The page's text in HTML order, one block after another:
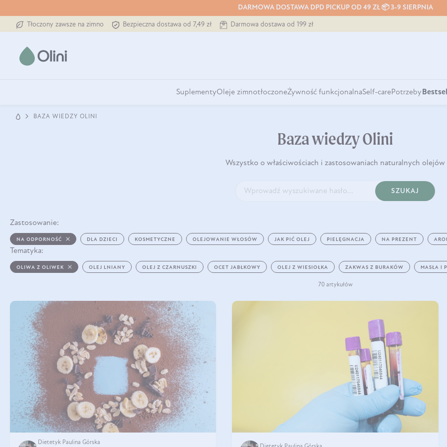
DARMOWA DOSTAWA DPD PICKUP OD 49 ZŁ 📦 3-9 SIERPNIA
Tłoczony zawsze na zimno Bezpieczna dostawa od 7,49 zł Darmowa dostawa od 199 zł
SuplementyOleje zimnotłoczoneŻywność funkcjonalnaSelf-carePotrzeby
BAZA WIEDZY OLINI
Baza wiedzy Olini
Wszystko o właściwościach i zastosowaniach naturalnych olejów
SZUKAJ
Zastosowanie:
NA ODPORNOŚĆ DLA DZIECI KOSMETYCZNE OLEJOWANIE WŁOSÓW JAK PIĆ OLEJ PIELĘGNACJA NA PREZENT
Tematyka:
OLIWA Z OLIWEK OLEJ LNIANY OLEJ Z CZARNUSZKI OCET JABŁKOWY OLEJ Z WIESIOŁKA ZAKWAS Z BURAKÓW MASŁA I
70 artykułów
Dietetyk Paulina Górska